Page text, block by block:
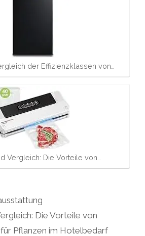
der Effizienzklassen von…
Vergleich: Die Vorteile von…
Die Vorteile von
Pflanzen im Hotelbedarf